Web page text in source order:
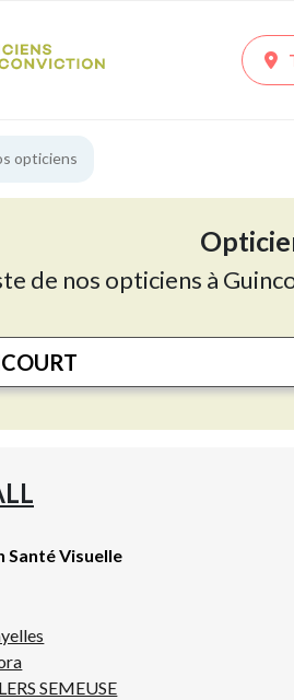
opticiens
de nos opticiens à
Santé Visuelle
SEMEUSE